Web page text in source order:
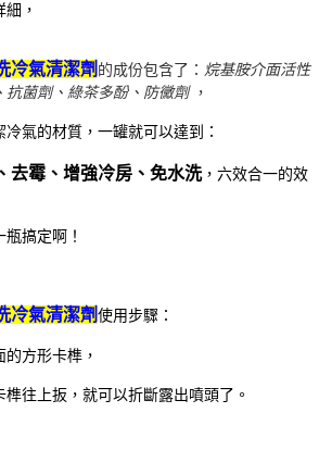
，
冷氣清潔劑 的成份包含了： 烷基胺介面活性
抗菌劑、綠茶多酚、防黴劑 ，
氣的材質，一罐就可以達到：
去霉、增強冷房、免水洗，六效合一的效
搞定啊！
冷氣清潔劑 使用步驟：
方形卡榫，
往上扳，就可以折斷露出噴頭了。